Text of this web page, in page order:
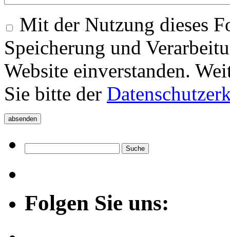
Mit der Nutzung dieses
Speicherung und
Website einverstanden.
Sie bitte der
Folgen Sie uns: